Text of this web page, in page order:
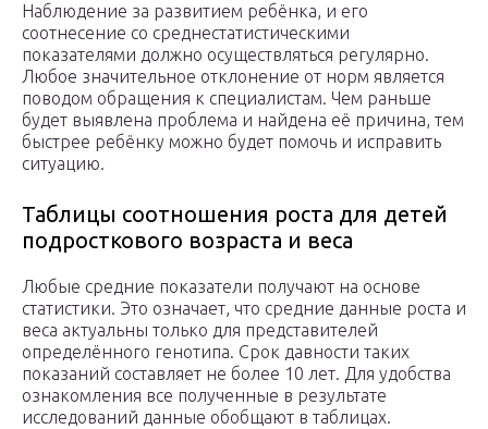
Наблюдение за развитием ребёнка, и его
соотнесение со среднестатистическими
показателями должно осуществляться регулярно.
Любое значительное отклонение от норм является
поводом обращения к специалистам. Чем раньше
будет выявлена проблема и найдена её причина, тем
быстрее ребёнку можно будет помочь и исправить
ситуацию.
​Таблицы соотношения роста для детей
подросткового возраста и веса
Любые средние показатели получают на основе
статистики. Это означает, что средние данные роста и
веса актуальны только для представителей
определённого генотипа. Срок давности таких
показаний составляет не более 10 лет. Для удобства
ознакомления все полученные в результате
исследований данные обобщают в таблицах.